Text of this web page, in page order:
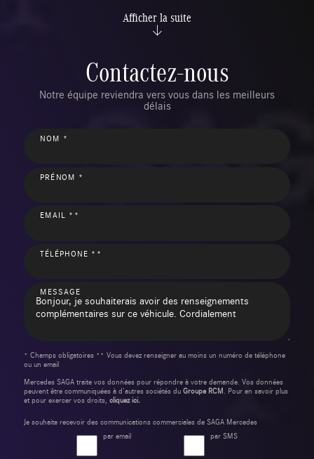
Afficher la suite
Contactez-nous
Notre équipe reviendra vers vous dans les meilleurs
délais
NOM *
PRÉNOM *
EMAIL **
TÉLÉPHONE **
MESSAGE
* Champs obligatoires ** Vous devez renseigner au moins un numéro de téléphone
ou un email
Mercedes SAGA traite vos données pour répondre à votre demande. Vos données
peuvent être communiquées à d’autres sociétés du Groupe RCM. Pour en savoir plus
et pour exercer vos droits, cliquez ici.
Je souhaite recevoir des communications commerciales de SAGA Mercedes
par email
par SMS